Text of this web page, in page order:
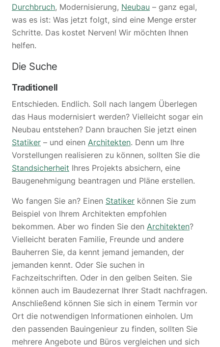
Durchbruch, Modernisierung, Neubau – ganz egal,
was es ist: Was jetzt folgt, sind eine Menge erster
Schritte. Das kostet Nerven! Wir möchten Ihnen
helfen.
Die Suche
Traditionell
Entschieden. Endlich. Soll nach langem Überlegen
das Haus modernisiert werden? Vielleicht sogar ein
Neubau entstehen? Dann brauchen Sie jetzt einen
Statiker – und einen Architekten. Denn um Ihre
Vorstellungen realisieren zu können, sollten Sie die
Standsicherheit Ihres Projekts absichern, eine
Baugenehmigung beantragen und Pläne erstellen.
Wo fangen Sie an? Einen Statiker können Sie zum
Beispiel von Ihrem Architekten empfohlen
bekommen. Aber wo finden Sie den Architekten?
Vielleicht beraten Familie, Freunde und andere
Bauherren Sie, da kennt jemand jemanden, der
jemanden kennt. Oder Sie suchen in
Fachzeitschriften. Oder in den gelben Seiten. Sie
können auch im Baudezernat Ihrer Stadt nachfragen.
Anschließend können Sie sich in einem Termin vor
Ort die notwendigen Informationen einholen. Um
den passenden Bauingenieur zu finden, sollten Sie
mehrere Angebote und Büros vergleichen und sich